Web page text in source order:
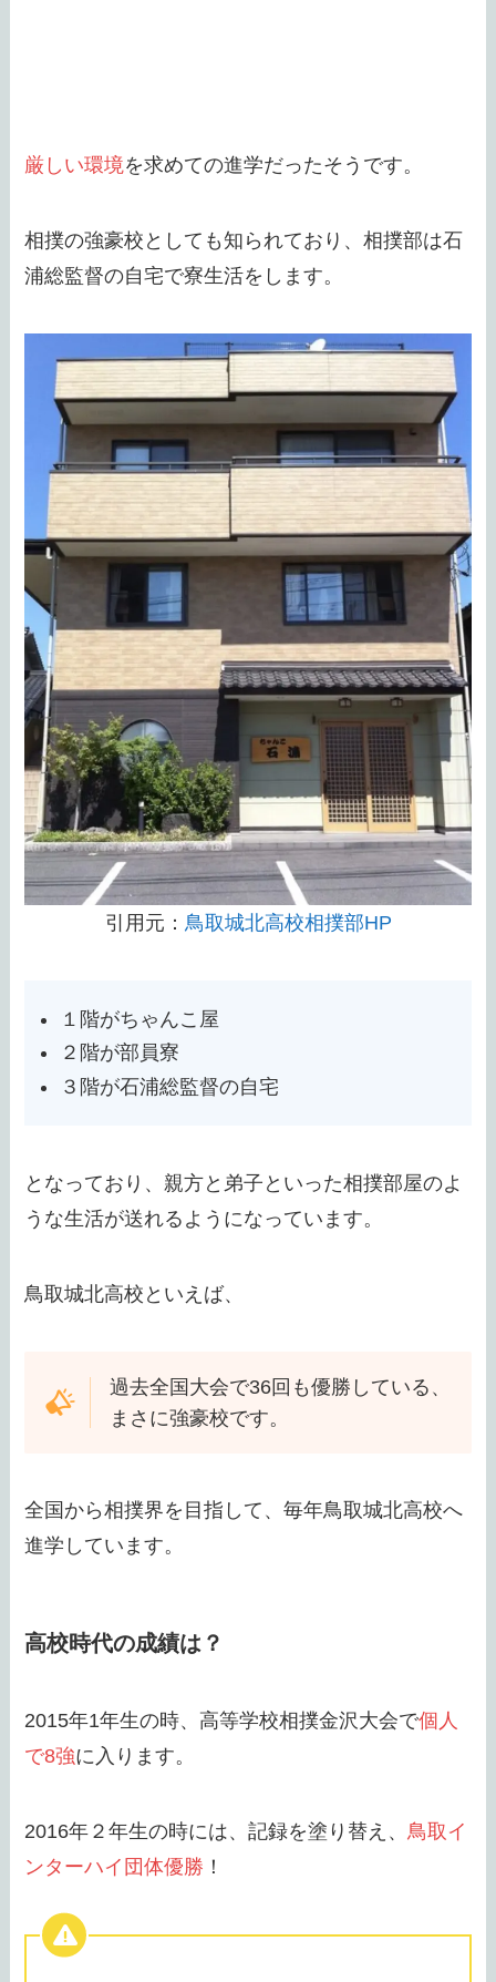
厳しい環境を求めての進学だったそうです。
相撲の強豪校としても知られており、相撲部は石
浦総監督の自宅で寮生活をします。
引用元： 鳥取城北高校相撲部HP
１階がちゃんこ屋
２階が部員寮
３階が石浦総監督の自宅
となっており、親方と弟子といった相撲部屋のよ
うな生活が送れるようになっています。
鳥取城北高校といえば、
過去全国大会で36回も優勝している、
まさに強豪校です。
全国から相撲界を目指して、毎年鳥取城北高校へ
進学しています。
高校時代の成績は？
2015年1年生の時、高等学校相撲金沢大会で個人
で8強に入ります。
2016年２年生の時には、記録を塗り替え、 鳥取イ
ンターハイ団体優勝 ！